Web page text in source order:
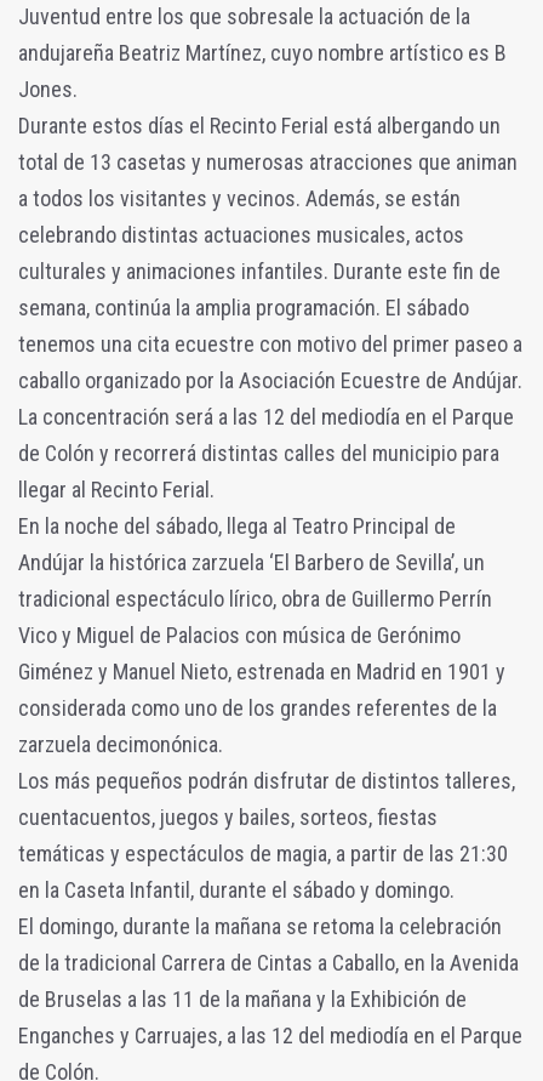
Juventud entre los que sobresale la actuación de la
andujareña Beatriz Martínez, cuyo nombre artístico es B
Jones.
Durante estos días el Recinto Ferial está albergando un
total de 13 casetas y numerosas atracciones que animan
a todos los visitantes y vecinos. Además, se están
celebrando distintas actuaciones musicales, actos
culturales y animaciones infantiles. Durante este fin de
semana, continúa la amplia programación. El sábado
tenemos una cita ecuestre con motivo del primer paseo a
caballo organizado por la Asociación Ecuestre de Andújar.
La concentración será a las 12 del mediodía en el Parque
de Colón y recorrerá distintas calles del municipio para
llegar al Recinto Ferial.
En la noche del sábado, llega al Teatro Principal de
Andújar la histórica zarzuela ‘El Barbero de Sevilla’, un
tradicional espectáculo lírico, obra de Guillermo Perrín
Vico y Miguel de Palacios con música de Gerónimo
Giménez y Manuel Nieto, estrenada en Madrid en 1901 y
considerada como uno de los grandes referentes de la
zarzuela decimonónica.
Los más pequeños podrán disfrutar de distintos talleres,
cuentacuentos, juegos y bailes, sorteos, fiestas
temáticas y espectáculos de magia, a partir de las 21:30
en la Caseta Infantil, durante el sábado y domingo.
El domingo, durante la mañana se retoma la celebración
de la tradicional Carrera de Cintas a Caballo, en la Avenida
de Bruselas a las 11 de la mañana y la Exhibición de
Enganches y Carruajes, a las 12 del mediodía en el Parque
de Colón.